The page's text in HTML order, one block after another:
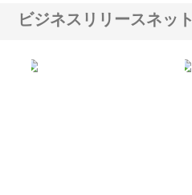
ビジネスリリースネット